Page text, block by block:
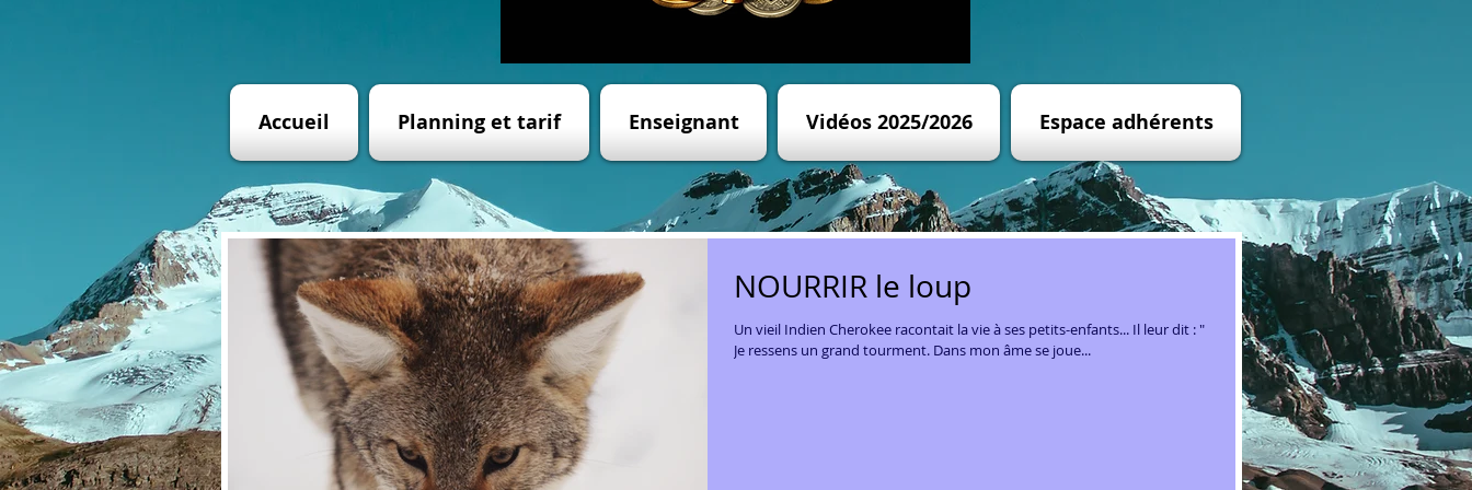
Accueil Planning et tarif Enseignant Vidéos 2025/2026 Espace adhérents
NOURRIR le loup
Un vieil Indien Cherokee racontait la vie à ses petits-enfants... Il leur dit : "
Je ressens un grand tourment. Dans mon âme se joue...